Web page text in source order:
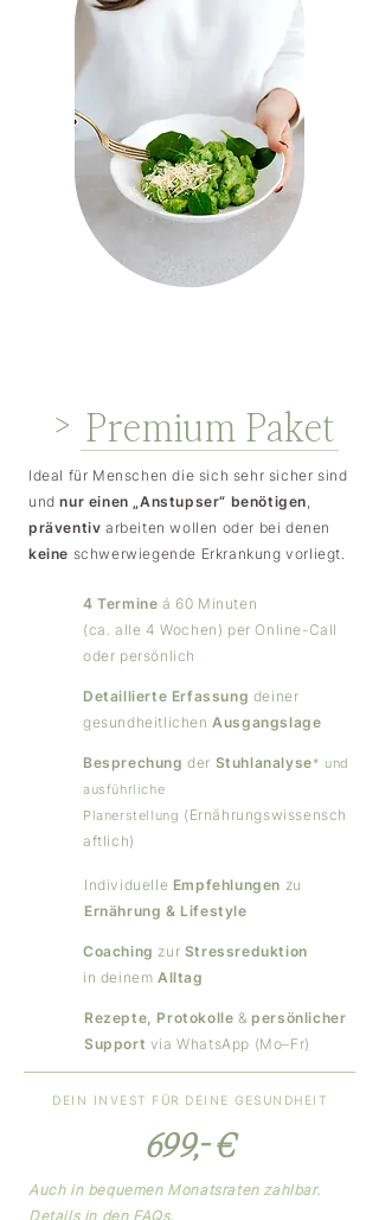
> Premium Paket
Ideal für Menschen die sich sehr sicher sind
undnur einen „Anstupser“ benötigen,
präventiv arbeiten wollen oder bei denen
keine schwerwiegende Erkrankung vorliegt.
4 Termine á 60 Minuten
(ca. alle 4 Wochen) per Online-Call
oder persönlich
Detaillierte Erfassung deiner
gesundheitlichenAusgangslage
Besprechungder Stuhlanalyse* und
ausführliche
Planerstellung (Ernährungswissensch
aftlich)
Individuelle Empfehlungen zu
Ernährung & Lifestyle
Coaching zur Stressreduktion
in deinem Alltag
Rezepte, Protokolle & persönlicher
Support via WhatsApp (Mo–Fr)
DEIN INVEST FÜR DEINE GESUNDHEIT
699,- €
Auch in bequemen Monatsraten zahlbar.
Details in den FAQs.